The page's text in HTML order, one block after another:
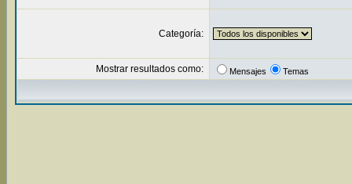
Categoría:
Mostrar resultados como: Mensajes Temas